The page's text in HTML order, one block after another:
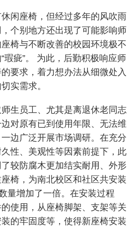
闲座椅，但经过多年的风吹雨
个别地方还出现了可能影响师
椅与不断改善的校园环境极不
瑕疵”。 为此，后勤积极响应师
要求，着力想办法从细微处入
实需求。
生员工、尤其是离退休老同志
对原有已到使用年限、无法维
边广泛开展市场调研。在充分
性、美观性等因素前提下，此
较防腐木更加结实耐用、外形
椅，为南北校区和社区共安装
量增加了一倍。在安装过程
使用，从座椅脚架、支架等关
的牢固度等，使得新座椅安装